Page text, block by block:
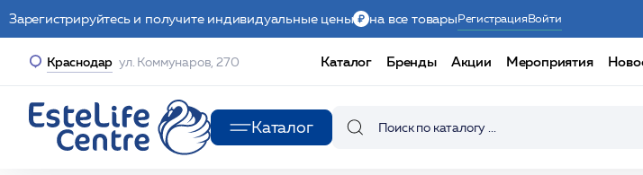
Зарегистрируйтесь и получите индивидуальные цены на все товарыРегистрацияВойти
Краснодар ул. Коммунаров, 270 Каталог Бренды Акции Мероприятия
Каталог